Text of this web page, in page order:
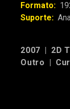
Formato:
Suporte:
2007 | 2D
Outro |